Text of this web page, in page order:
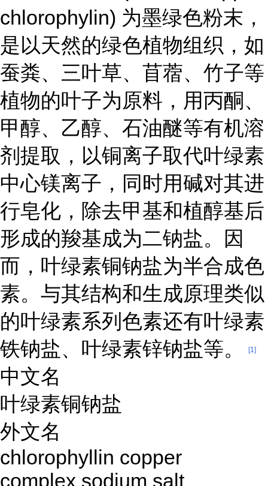
chlorophylin) 为墨绿色粉末，
是以天然的绿色植物组织，如
蚕粪、三叶草、苜蓿、竹子等
植物的叶子为原料，用丙酮、
甲醇、乙醇、石油醚等有机溶
剂提取，以铜离子取代叶绿素
中心镁离子，同时用碱对其进
行皂化，除去甲基和植醇基后
形成的羧基成为二钠盐。因
而，叶绿素铜钠盐为半合成色
素。与其结构和生成原理类似
的叶绿素系列色素还有叶绿素
铁钠盐、叶绿素锌钠盐等。
[1]
中文名
叶绿素铜钠盐
外文名
chlorophyllin copper
complex sodium salt